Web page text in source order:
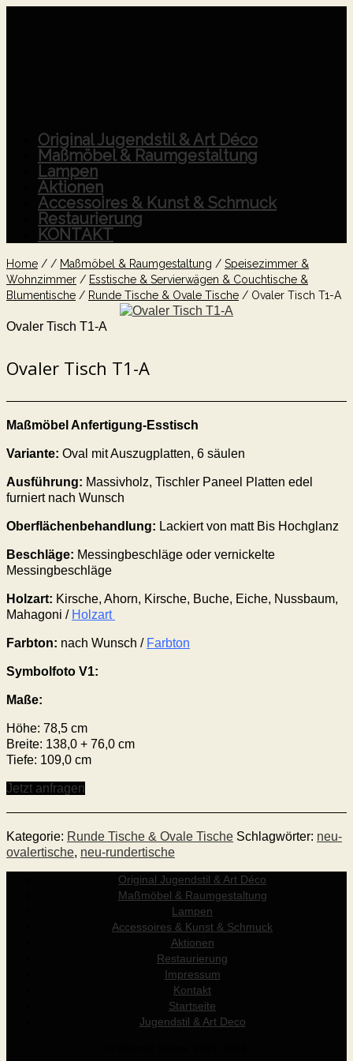
Original Jugendstil & Art Déco
Maßmöbel & Raumgestaltung
Lampen
Aktionen
Accessoires & Kunst & Schmuck
Restaurierung
KONTAKT
Home / / Maßmöbel & Raumgestaltung / Speisezimmer &
Wohnzimmer / Esstische & Servierwägen & Couchtische &
Blumentische / Runde Tische & Ovale Tische / Ovaler Tisch T1-A
Ovaler Tisch T1-A
Ovaler Tisch T1-A
Maßmöbel Anfertigung-Esstisch
Variante: Oval mit Auszugplatten, 6 säulen
Ausführung: Massivholz, Tischler Paneel Platten edel
furniert nach Wunsch
Oberflächenbehandlung: Lackiert von matt Bis Hochglanz
Beschläge: Messingbeschläge oder vernickelte
Messingbeschläge
Holzart: Kirsche, Ahorn, Kirsche, Buche, Eiche, Nussbaum,
Mahagoni / Holzart
Farbton: nach Wunsch / Farbton
Symbolfoto V1:
Maße:
Höhe: 78,5 cm
Breite: 138,0 + 76,0 cm
Tiefe: 109,0 cm
Jetzt anfragen
Kategorie: Runde Tische & Ovale Tische Schlagwörter: neu-
ovalertische, neu-rundertische
Original Jugendstil & Art Déco
Maßmöbel & Raumgestaltung
Lampen
Accessoires & Kunst & Schmuck
Aktionen
Restaurierung
Impressum
Kontakt
Startseite
Jugendstil & Art Deco